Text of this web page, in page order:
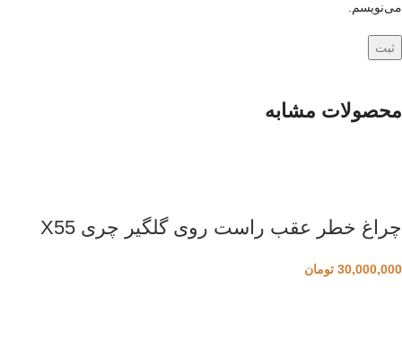
می‌نویسم.
محصولات مشابه
چراغ خطر عقب راست روی گلگیر چری X55
30,000,000 تومان